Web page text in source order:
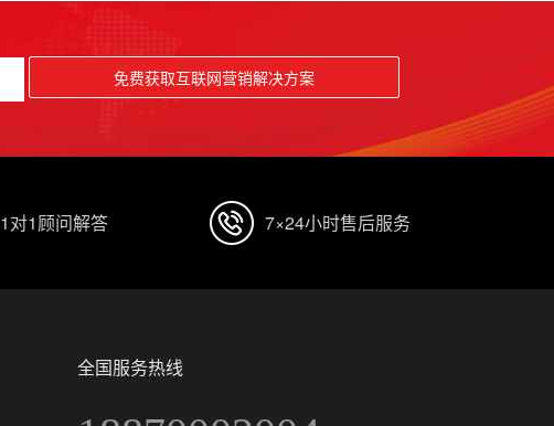
免费获取互联网营销解决方案
1对1顾问解答 7×24小时售后服务
全国服务热线